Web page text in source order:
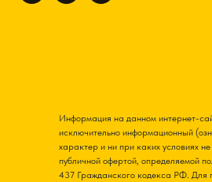
Информация на данном интернет-
исключительно информационный
характер и ни при каких условиях не
публичной офертой, определяемой
437 Гражданского кодекса РФ. Для